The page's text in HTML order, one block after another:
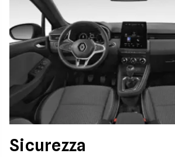
Sicurezza